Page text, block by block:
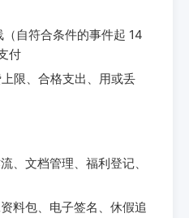
（自符合条件的事件起 14
付
上限、合格支出、用或丢
、文档管理、福利登记、
资料包、电子签名、休假追